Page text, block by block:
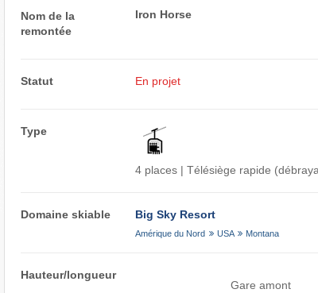
Nom de la
remontée
Iron Horse
Statut En projet
Type
4 places | Télésiège rapide
Domaine skiable Big Sky Resort
Amérique du Nord USA Montana
Hauteur/longueur
Gare amont